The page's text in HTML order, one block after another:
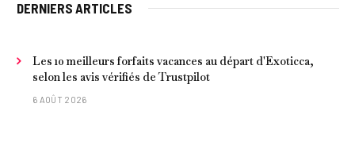
DERNIERS ARTICLES
Les 10 meilleurs forfaits vacances au départ d'Exoticca,
selon les avis vérifiés de Trustpilot
6 AOÛT 2026